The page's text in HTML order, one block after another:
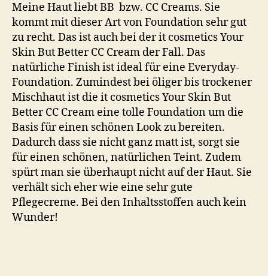
Meine Haut liebt BB bzw. CC Creams. Sie
kommt mit dieser Art von Foundation sehr gut
zu recht. Das ist auch bei der it cosmetics Your
Skin But Better CC Cream der Fall. Das
natürliche Finish ist ideal für eine Everyday-
Foundation. Zumindest bei öliger bis trockener
Mischhaut ist die it cosmetics Your Skin But
Better CC Cream eine tolle Foundation um die
Basis für einen schönen Look zu bereiten.
Dadurch dass sie nicht ganz matt ist, sorgt sie
für einen schönen, natürlichen Teint. Zudem
spürt man sie überhaupt nicht auf der Haut. Sie
verhält sich eher wie eine sehr gute
Pflegecreme. Bei den Inhaltsstoffen auch kein
Wunder!